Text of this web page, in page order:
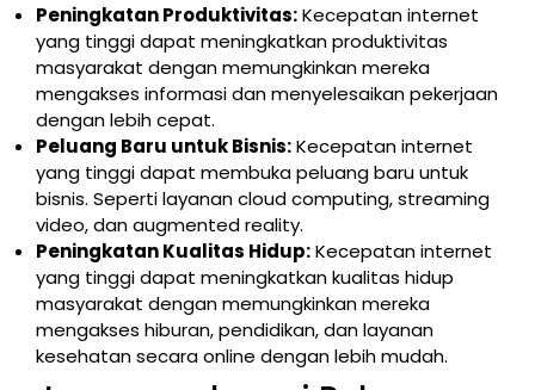
Peningkatan Produktivitas:Kecepatan internet
yang tinggi dapat meningkatkan produktivitas
masyarakat dengan memungkinkan mereka
mengakses informasi dan menyelesaikan pekerjaan
dengan lebih cepat.
Peluang Baru untuk Bisnis:Kecepatan internet
yang tinggi dapat membuka peluang baru untuk
bisnis. Seperti layanan cloud computing, streaming
video, dan augmented reality.
Peningkatan Kualitas Hidup:Kecepatan internet
yang tinggi dapat meningkatkan kualitas hidup
masyarakat dengan memungkinkan mereka
mengakses hiburan, pendidikan, dan layanan
kesehatan secara online dengan lebih mudah.